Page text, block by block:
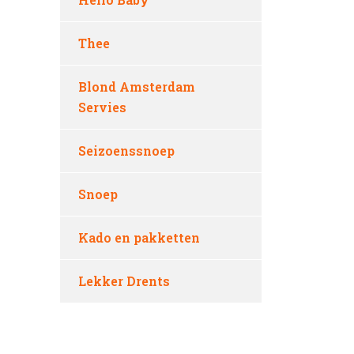
Thee
Blond Amsterdam
Servies
Seizoenssnoep
Snoep
Kado en pakketten
Lekker Drents